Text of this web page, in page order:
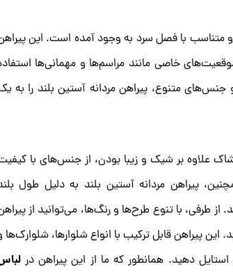
و متناسب با فصل سرد به وجود آمده است. این
خاصی مانند مراسم‌ها و مهمانی‌ها
متنوع، پیراهن مردانه آستین بلند را به
علاوه بر شیک و زیبا بودن، از جنس‌های با
پیراهن مردانه آستین بلند به دلیل طول
طرفی، با تنوع طرح‌ها و رنگ‌ها، می‌توانید از
این پیراهن قابل ترکیب با انواع شلوارها، شلوارک‌ها
دهید. همانطور که ما از این پیراهن در